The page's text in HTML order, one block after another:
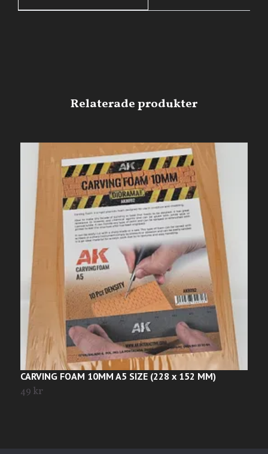
CARVING FOAM 10MM A5 SIZE (228 x 152 MM)
49 kr